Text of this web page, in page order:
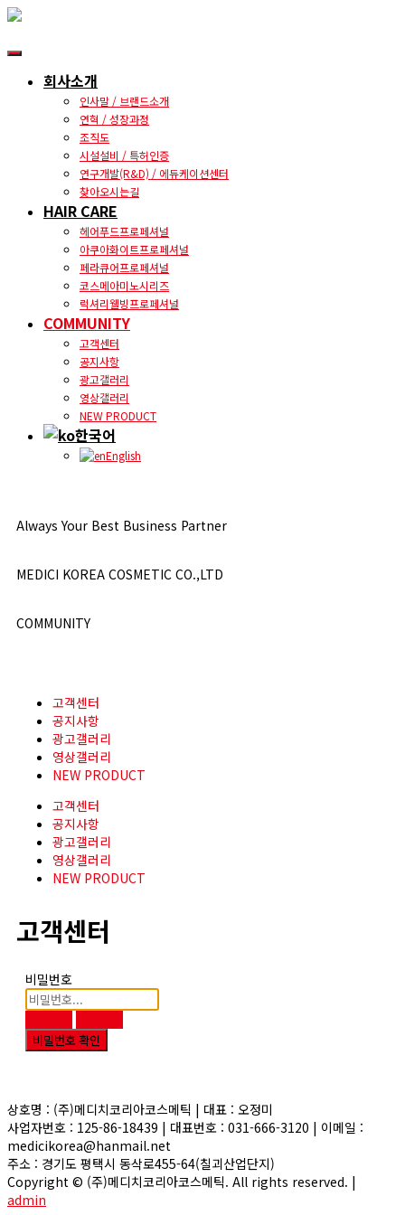
내
회사소개
인사말 / 브랜드소개
연혁 / 성장과정
조직도
시설설비 / 특허인증
연구개발(R&D) / 에듀케이션센터
찾아오시는길
HAIR CARE
헤어푸드프로페셔널
아쿠아화이트프로페셔널
페라큐어프로페셔널
코스메아미노시리즈
럭셔리웰빙프로페셔널
COMMUNITY
고객센터
공지사항
광고갤러리
영상갤러리
NEW PRODUCT
한국어
English
Always Your Best Business Partner
MEDICI KOREA COSMETIC CO.,LTD
COMMUNITY
고객센터
공지사항
광고갤러리
영상갤러리
NEW PRODUCT
고객센터
공지사항
광고갤러리
영상갤러리
NEW PRODUCT
고객센터
비밀번호
비밀번호 확인
상호명 : (주)메디치코리아코스메틱 | 대표 : 오정미
사업자번호 : 125-86-18439 | 대표번호 : 031-666-3120 | 이메일 :
medicikorea@hanmail.net
주소 : 경기도 평택시 동삭로455-64(칠괴산업단지)
Copyright © (주)메디치코리아코스메틱. All rights reserved. |
admin